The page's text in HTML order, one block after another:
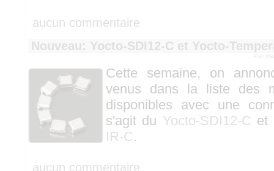
aucun commentaire
Nouveau: Yocto-SDI12-C et Yocto-
Par
Cette semaine, on
venus dans la liste des
disponibles avec une
s'agit du Yocto-SDI12-C et
IR-C.
aucun commentaire